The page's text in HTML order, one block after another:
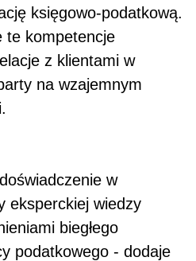
księgowo-podatkową.
te kompetencje
z klientami w
na wzajemnym
w
eksperckiej wiedzy
biegłego
podatkowego - dodaje